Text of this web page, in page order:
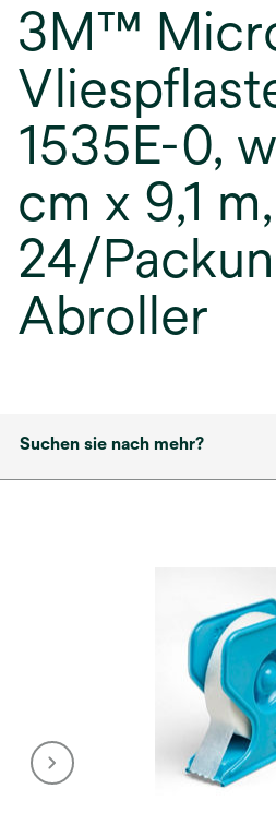
3M™
1535E-0,
cm x 9,1 m,
24/
Abroller
Suchen sie nach mehr?